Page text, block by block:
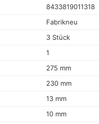
8433819011318
Fabrikneu
3 Stück
1
275 mm
230 mm
13 mm
10 mm